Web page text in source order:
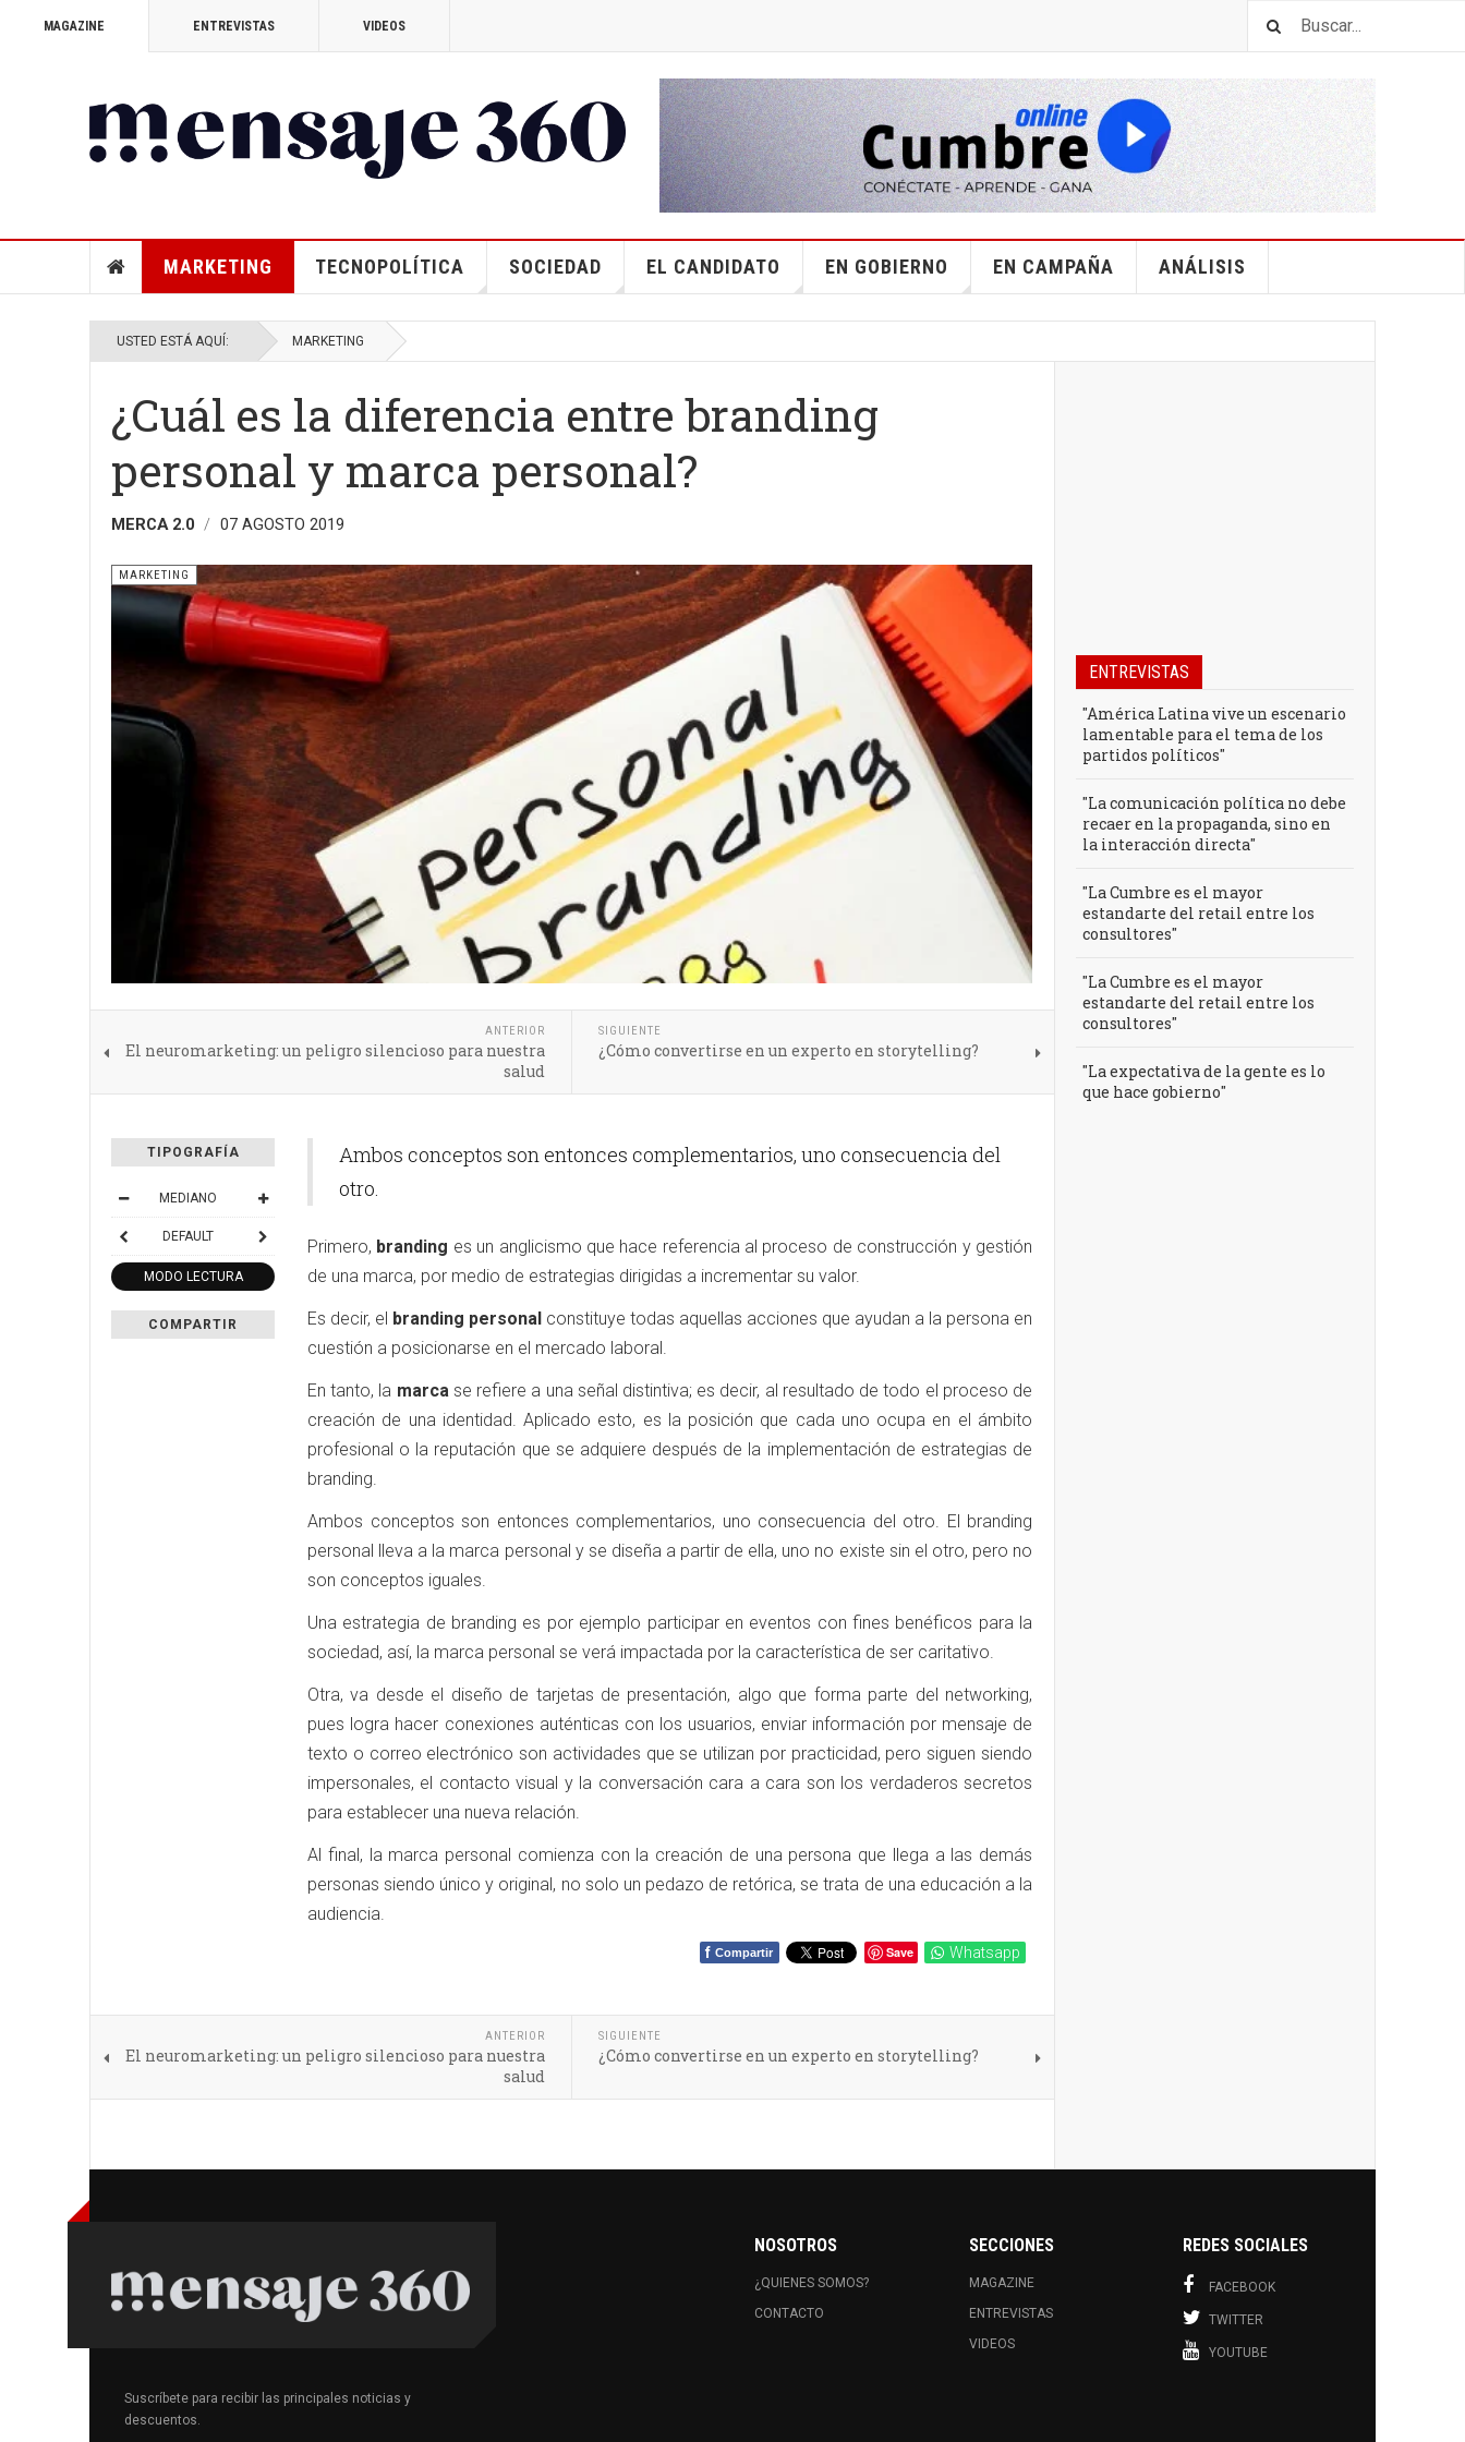
MAGAZINE ENTREVISTAS VIDEOS
MARKETING TECNOPOLÍTICA SOCIEDAD EL CANDIDATO EN GOBIERNO EN CAMPAÑA ANÁLISIS
USTED ESTÁ AQUÍ: MARKETING
¿Cuál es la diferencia entre branding
personal y marca personal?
MERCA 2.0 07 AGOSTO 2019
MARKETING
ANTERIOR
El neuromarketing: un peligro silencioso para nuestra
salud
SIGUIENTE
¿Cómo convertirse en un experto en storytelling?
TIPOGRAFÍA
MEDIANO
DEFAULT
MODO LECTURA
COMPARTIR
Ambos conceptos son entonces complementarios, uno consecuencia del
otro.
Primero, branding es un anglicismo que hace referencia al proceso de construcción y gestión
de una marca, por medio de estrategias dirigidas a incrementar su valor.
Es decir, el branding personal constituye todas aquellas acciones que ayudan a la persona en
cuestión a posicionarse en el mercado laboral.
En tanto, la marcase refiere a una señal distintiva; es decir, al resultado de todo el proceso de
creación de una identidad. Aplicado esto, es la posición que cada uno ocupa en el ámbito
profesional o la reputación que se adquiere después de la implementación de estrategias de
branding.
Ambos conceptos son entonces complementarios, uno consecuencia del otro. El branding
personal lleva a la marca personal y se diseña a partir de ella, uno no existe sin el otro, pero no
son conceptos iguales.
Una estrategia de branding es por ejemplo participar en eventos con fines benéficos para la
sociedad, así, la marca personal se verá impactada por la característica de ser caritativo.
Otra, va desde el diseño de tarjetas de presentación, algo que forma parte del networking,
pues logra hacer conexiones auténticas con los usuarios, enviar información por mensaje de
texto o correo electrónico son actividades que se utilizan por practicidad, pero siguen siendo
impersonales, el contacto visual y la conversación cara a cara son los verdaderos secretos
para establecer una nueva relación.
Al final, la marca personal comienza con la creación de una persona que llega a las demás
personas siendo único y original, no solo un pedazo de retórica, se trata de una educación a la
audiencia.
f Compartir Save Whatsapp
ANTERIOR
El neuromarketing: un peligro silencioso para nuestra
salud
SIGUIENTE
¿Cómo convertirse en un experto en storytelling?
ENTREVISTAS
"América Latina vive un escenario
lamentable para el tema de los
partidos políticos"
"La comunicación política no debe
recaer en la propaganda, sino en
la interacción directa"
"La Cumbre es el mayor
estandarte del retail entre los
consultores"
"La Cumbre es el mayor
estandarte del retail entre los
consultores"
"La expectativa de la gente es lo
que hace gobierno"
Suscríbete para recibir las principales noticias y
descuentos.
NOSOTROS
¿QUIENES SOMOS?
CONTACTO
SECCIONES
MAGAZINE
ENTREVISTAS
VIDEOS
REDES SOCIALES
FACEBOOK
TWITTER
YOUTUBE